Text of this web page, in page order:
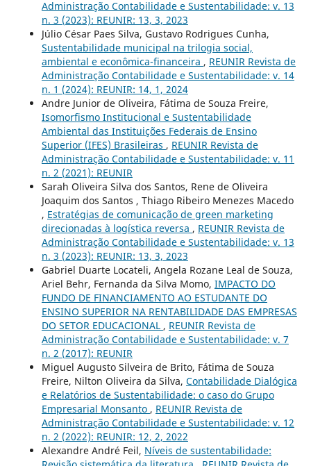
Administração Contabilidade e Sustentabilidade: v. 13
n. 3 (2023): REUNIR: 13, 3, 2023
Júlio César Paes Silva, Gustavo Rodrigues Cunha,
Sustentabilidade municipal na trilogia social,
ambiental e econômica-financeira , REUNIR Revista de
Administração Contabilidade e Sustentabilidade: v. 14
n. 1 (2024): REUNIR: 14, 1, 2024
Andre Junior de Oliveira, Fátima de Souza Freire,
Isomorfismo Institucional e Sustentabilidade
Ambiental das Instituições Federais de Ensino
Superior (IFES) Brasileiras , REUNIR Revista de
Administração Contabilidade e Sustentabilidade: v. 11
n. 2 (2021): REUNIR
Sarah Oliveira Silva dos Santos, Rene de Oliveira
Joaquim dos Santos , Thiago Ribeiro Menezes Macedo
, Estratégias de comunicação de green marketing
direcionadas à logística reversa , REUNIR Revista de
Administração Contabilidade e Sustentabilidade: v. 13
n. 3 (2023): REUNIR: 13, 3, 2023
Gabriel Duarte Locateli, Angela Rozane Leal de Souza,
Ariel Behr, Fernanda da Silva Momo, IMPACTO DO
FUNDO DE FINANCIAMENTO AO ESTUDANTE DO
ENSINO SUPERIOR NA RENTABILIDADE DAS EMPRESAS
DO SETOR EDUCACIONAL , REUNIR Revista de
Administração Contabilidade e Sustentabilidade: v. 7
n. 2 (2017): REUNIR
Miguel Augusto Silveira de Brito, Fátima de Souza
Freire, Nilton Oliveira da Silva, Contabilidade Dialógica
e Relatórios de Sustentabilidade: o caso do Grupo
Empresarial Monsanto , REUNIR Revista de
Administração Contabilidade e Sustentabilidade: v. 12
n. 2 (2022): REUNIR: 12, 2, 2022
Alexandre André Feil, Níveis de sustentabilidade: